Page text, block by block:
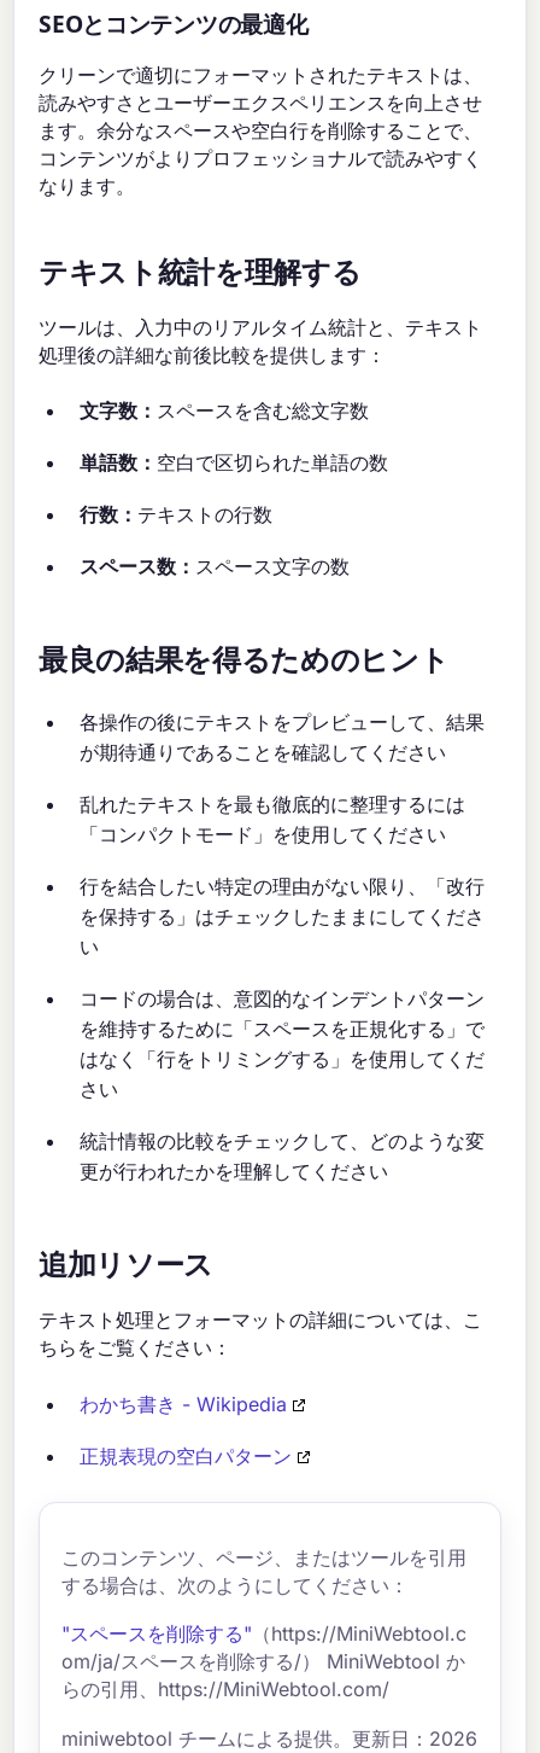
SEOとコンテンツの最適化
クリーンで適切にフォーマットされたテキストは、
読みやすさとユーザーエクスペリエンスを向上させ
ます。余分なスペースや空白行を削除することで、
コンテンツがよりプロフェッショナルで読みやすく
なります。
テキスト統計を理解する
ツールは、入力中のリアルタイム統計と、テキスト
処理後の詳細な前後比較を提供します：
文字数： スペースを含む総文字数
単語数： 空白で区切られた単語の数
行数： テキストの行数
スペース数： スペース文字の数
最良の結果を得るためのヒント
各操作の後にテキストをプレビューして、結果
が期待通りであることを確認してください
乱れたテキストを最も徹底的に整理するには
「コンパクトモード」を使用してください
行を結合したい特定の理由がない限り、「改行
を保持する」はチェックしたままにしてくださ
い
コードの場合は、意図的なインデントパターン
を維持するために「スペースを正規化する」で
はなく「行をトリミングする」を使用してくだ
さい
統計情報の比較をチェックして、どのような変
更が行われたかを理解してください
追加リソース
テキスト処理とフォーマットの詳細については、こ
ちらをご覧ください：
わかち書き - Wikipedia
正規表現の空白パターン
このコンテンツ、ページ、またはツールを引用
する場合は、次のようにしてください：
"スペースを削除する" （https://MiniWebtool.c
om/ja/スペースを削除する/） MiniWebtool か
らの引用、https://MiniWebtool.com/
miniwebtool チームによる提供。更新日：2026